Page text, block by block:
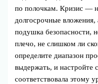
по полочкам. Кризис —
долгосрочные вложения,
подушка безопасности,
плечо, не слишком ли
определите диапазон
выдержать, и настройте
соответствовала этому